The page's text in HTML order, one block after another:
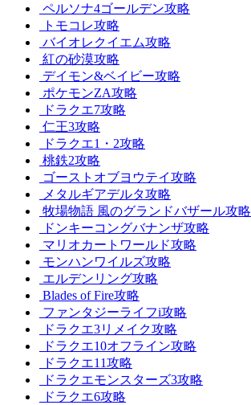
ペルソナ4ゴールデン攻略
トモコレ攻略
バイオレクイエム攻略
紅の砂漠攻略
デイモン&ベイビー攻略
ポケモンZA攻略
ドラクエ7攻略
仁王3攻略
ドラクエ1・2攻略
桃鉄2攻略
ゴーストオブヨウテイ攻略
メタルギアデルタ攻略
牧場物語 風のグランドバザール攻略
ドンキーコングバナンザ攻略
マリオカートワールド攻略
モンハンワイルズ攻略
エルデンリング攻略
Blades of Fire攻略
ファンタジーライフi攻略
ドラクエ3リメイク攻略
ドラクエ10オフライン攻略
ドラクエ11攻略
ドラクエモンスターズ3攻略
ドラクエ6攻略